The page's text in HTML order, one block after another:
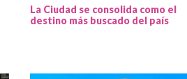
La Ciudad se consolida como el
destino más buscado del país